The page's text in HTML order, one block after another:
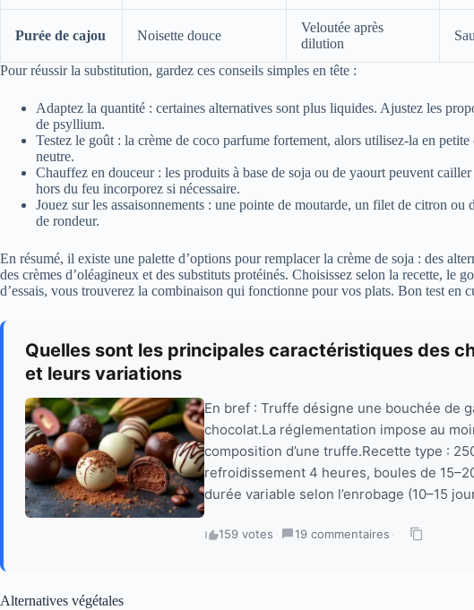
Purée de cajou Noisette douce
Veloutée après
dilution
Pour réussir la substitution, gardez ces conseils simples en tête :
Adaptez la quantité : certaines alternatives sont plus liquides. Ajustez les
de psyllium.
Testez le goût : la crème de coco parfume fortement, alors utilisez-la en
neutre.
Chauffez en douceur : les produits à base de soja ou de yaourt peuvent
hors du feu incorporez si nécessaire.
Jouez sur les assaisonnements : une pointe de moutarde, un filet de citron ou
de rondeur.
En résumé, il existe une palette d’options pour remplacer la crème de soja : des
des crèmes d’oléagineux et des substituts protéinés. Choisissez selon la recette, le
d’essais, vous trouverez la combinaison qui fonctionne pour vos plats. Bon test en
Quelles sont les principales caractéristiques des
et leurs variations
En bref : Truffe désigne une bouchée de
chocolat.La réglementation impose au
composition d’une truffe.Recette type :
refroidissement 4 heures, boules de
durée variable selon l’enrobage (10–15
159 votes · 19 commentaires ·
Alternatives végétales